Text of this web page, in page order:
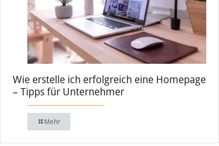
Wie erstelle ich erfolgreich eine Homepage
– Tipps für Unternehmer
Mehr